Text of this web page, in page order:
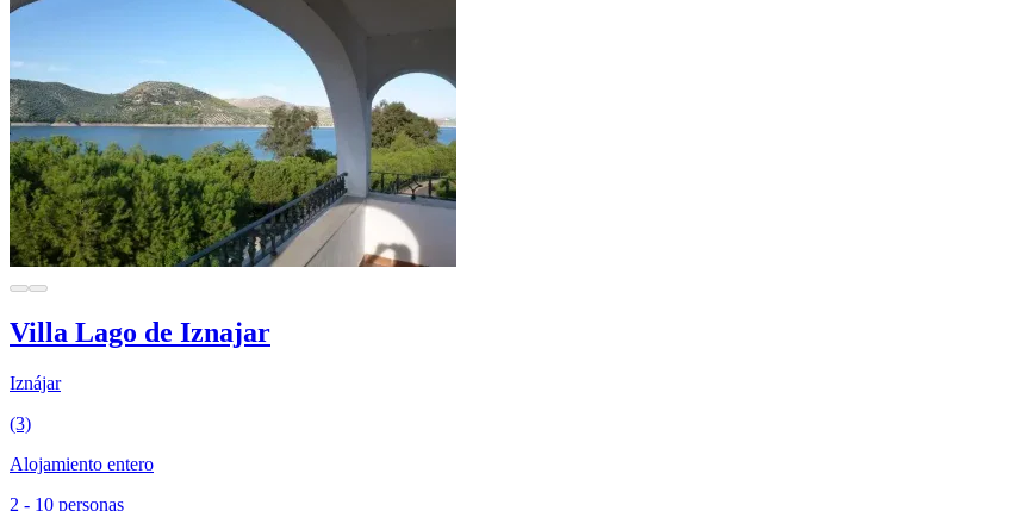
Villa Lago de Iznajar
Iznájar
(3)
Alojamiento entero
2 - 10 personas